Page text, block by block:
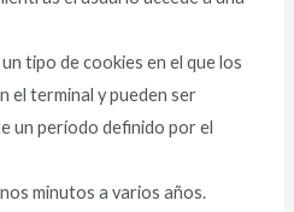
tipo de cookies en el que los
el terminal y pueden ser
un período definido por el
minutos a varios años.